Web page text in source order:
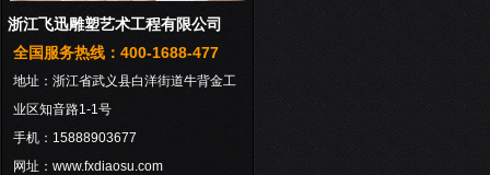
浙江飞迅雕塑艺术工程有限公司
全国服务热线：400-1688-477
地址：浙江省武义县白洋街道牛背金工
业区知音路1-1号
手机：15888903677
网址：www.fxdiaosu.com